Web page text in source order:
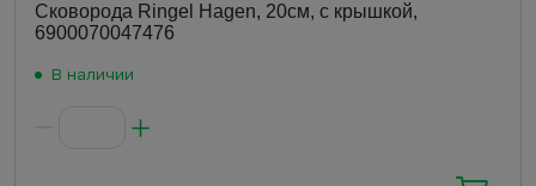
Сковорода Ringel Hagen, 20см, с крышкой,
6900070047476
В наличии